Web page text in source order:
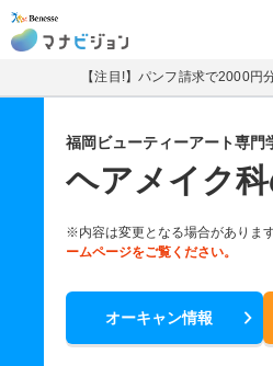
マナビジョン
【注目!】パンフ請求で2000円
福岡ビューティーアート専門
ヘアメイク
※内容は変更となる場合があります
ームページをご覧ください。
オーキャン情報